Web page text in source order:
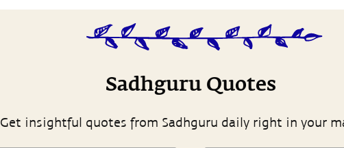
Sadhguru Quotes
Get insightful quotes from Sadhguru daily right in your